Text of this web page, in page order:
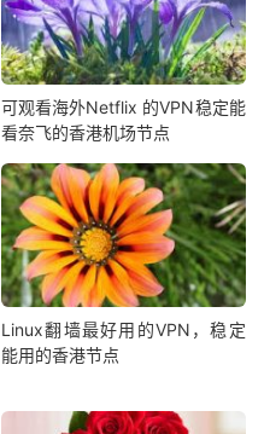
可观看海外Netflix 的VPN稳定能
看奈飞的香港机场节点
Linux翻墙最好用的VPN，稳定
能用的香港节点